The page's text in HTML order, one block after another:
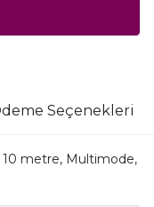
Seçenekleri
10 metre, Multimode,